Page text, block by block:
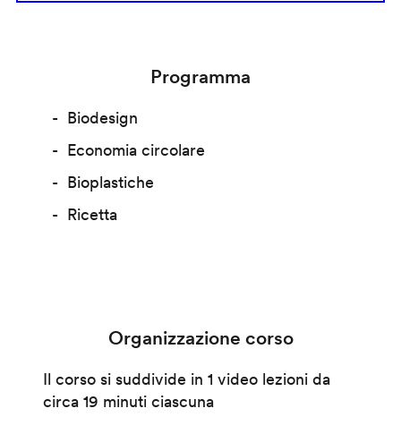
Programma
Biodesign
Economia circolare
Bioplastiche
Ricetta
Organizzazione corso
Il corso si suddivide in 1 video lezioni da
circa 19 minuti ciascuna